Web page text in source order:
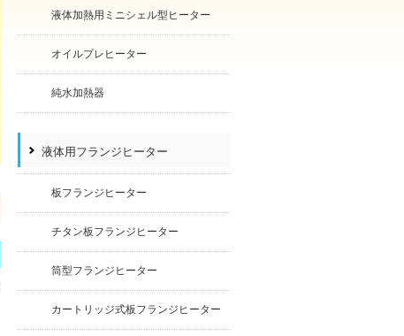
液体加熱用ミニシェル型ヒーター
オイルプレヒーター
純水加熱器
液体用フランジヒーター
板フランジヒーター
チタン板フランジヒーター
筒型フランジヒーター
カートリッジ式板フランジヒーター